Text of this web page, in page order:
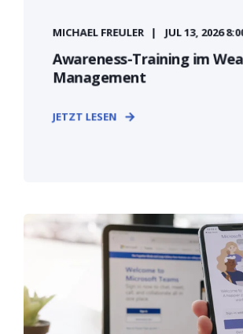
MICHAEL FREULER JUL 13, 2026
Awareness-Training im
Management
JETZT LESEN